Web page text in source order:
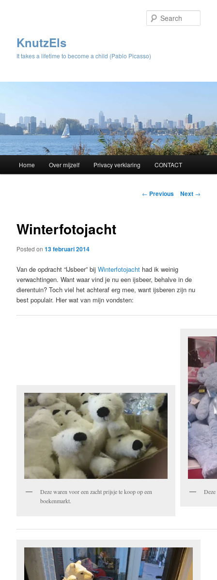
KnutzEls
It takes a lifetime to become a child (Pablo Picasso)
Skip
content
Home Over mijzelf Privacy verklaring CONTACT
Post
← Previous Next →
Winterfotojacht
Posted on13 februari 2014
Van de opdracht “IJsbeer” bijWinterfotojacht had ik weinig
verwachtingen. Want waar vind je nu een ijsbeer, behalve in de
dierentuin? Toch viel het achteraf erg mee, want ijsberen zijn nu
best populair. Hier wat van mijn vondsten:
Deze waren voor een zacht prijsje te koop op een
boekenmarkt.